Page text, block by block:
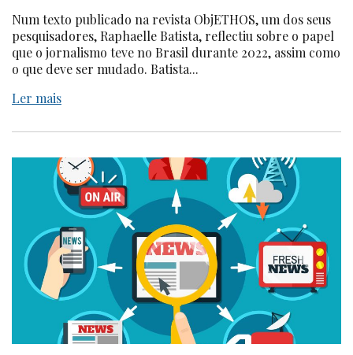
Num texto publicado na revista ObjETHOS, um dos seus
pesquisadores, Raphaelle Batista, reflectiu sobre o papel
que o jornalismo teve no Brasil durante 2022, assim como
o que deve ser mudado. Batista...
Ler mais